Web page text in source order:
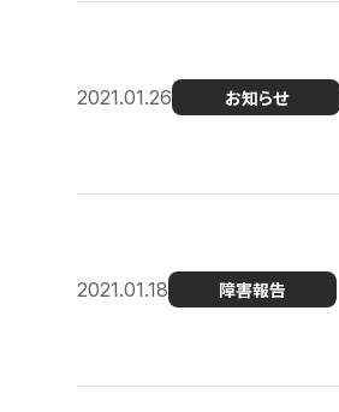
2021.01.26 お知らせ
2021.01.18 障害報告